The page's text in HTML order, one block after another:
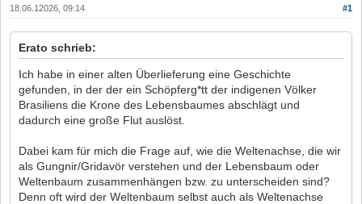
#1
18.06.12026, 09:14
Erato schrieb:
Ich habe in einer alten Überlieferung eine Geschichte
gefunden, in der der ein Schöpferg*tt der indigenen Völker
Brasiliens die Krone des Lebensbaumes abschlägt und
dadurch eine große Flut auslöst.
Dabei kam für mich die Frage auf, wie die Weltenachse, die wir
als Gungnir/Gridavör verstehen und der Lebensbaum oder
Weltenbaum zusammenhängen bzw. zu unterscheiden sind?
Denn oft wird der Weltenbaum selbst auch als Weltenachse